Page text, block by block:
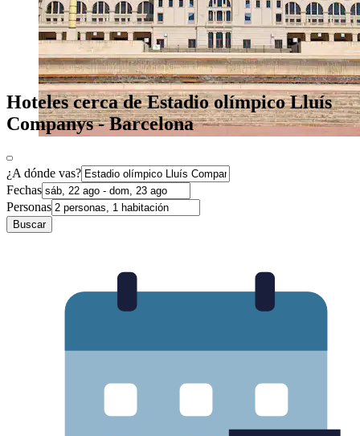
Hoteles cerca de Estadio olímpico Lluís
Companys - Barcelona
¿A dónde vas?
Fechas
Personas
Buscar